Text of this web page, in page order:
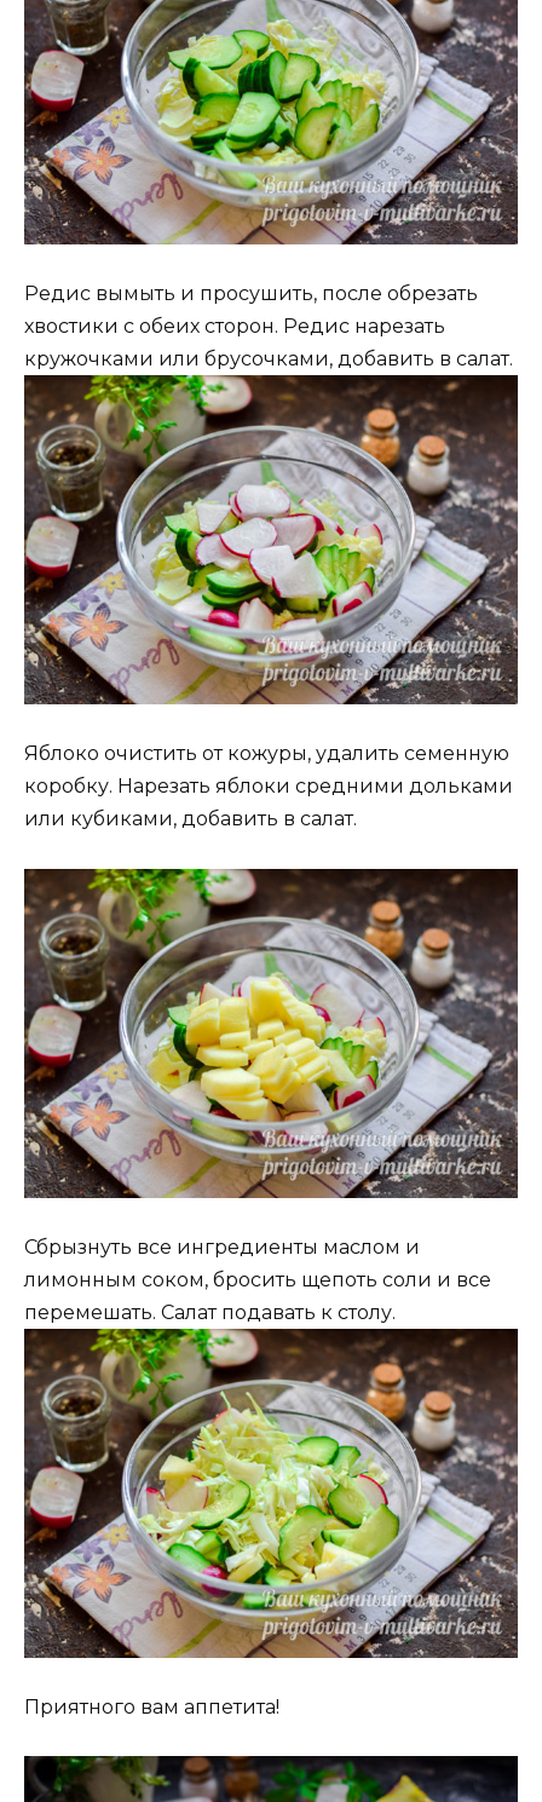
Редис вымыть и просушить, после обрезать
хвостики с обеих сторон. Редис нарезать
кружочками или брусочками, добавить в салат.
Яблоко очистить от кожуры, удалить семенную
коробку. Нарезать яблоки средними дольками
или кубиками, добавить в салат.
Сбрызнуть все ингредиенты маслом и
лимонным соком, бросить щепоть соли и все
перемешать. Салат подавать к столу.
Приятного вам аппетита!